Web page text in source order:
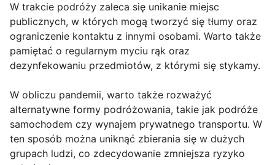
W trakcie podróży zaleca się unikanie miejsc
publicznych, w których mogą tworzyć się tłumy oraz
ograniczenie kontaktu z innymi osobami. Warto także
pamiętać o regularnym myciu rąk oraz
dezynfekowaniu przedmiotów, z którymi się stykamy.
W obliczu pandemii, warto także rozważyć
alternatywne formy podróżowania, takie jak podróże
samochodem czy wynajem prywatnego transportu. W
ten sposób można uniknąć zbierania się w dużych
grupach ludzi, co zdecydowanie zmniejsza ryzyko